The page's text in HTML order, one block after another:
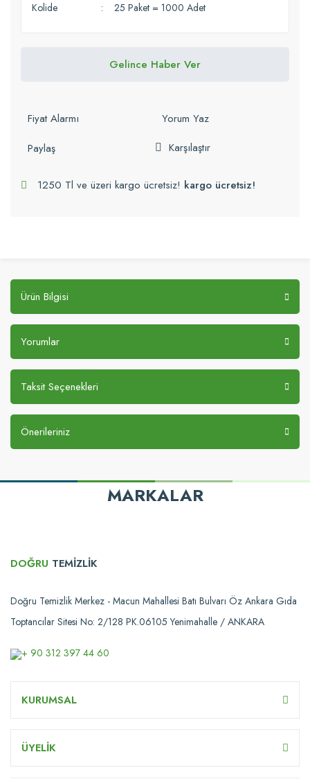
Kolide 25 Paket = 1000 Adet
Gelince Haber Ver
Fiyat Alarmı
Yorum Yaz
Paylaş
Karşılaştır
1250 Tl ve üzeri kargo ücretsiz! kargo ücretsiz!
Ürün Bilgisi
Yorumlar
Taksit Seçenekleri
Önerileriniz
MARKALAR
DOĞRU TEMİZLİK
Doğru Temizlik Merkez - Macun Mahallesi Batı Bulvarı Öz Ankara Gıda
Toptancılar Sitesi No: 2/128 PK.06105 Yenimahalle / ANKARA
+ 90 312 397 44 60
KURUMSAL
ÜYELİK